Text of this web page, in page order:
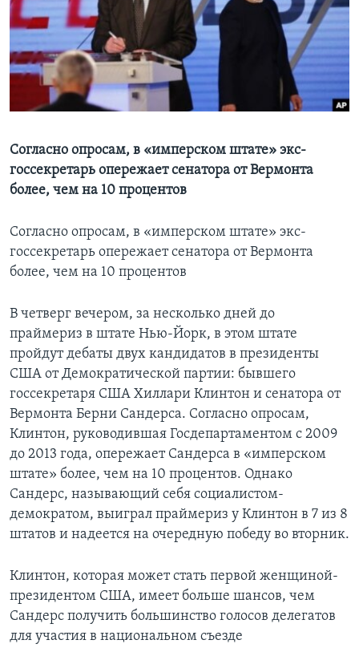
Learning English
СОЦИАЛЬНЫЕ СЕТИ
Языки
Согласно опросам, в «имперском штате» экс-
госсекретарь опережает сенатора от Вермонта
более, чем на 10 процентов
Согласно опросам, в «имперском штате» экс-
госсекретарь опережает сенатора от Вермонта
более, чем на 10 процентов
В четверг вечером, за несколько дней до
праймериз в штате Нью-Йорк, в этом штате
пройдут дебаты двух кандидатов в президенты
США от Демократической партии: бывшего
госсекретаря США Хиллари Клинтон и сенатора от
Вермонта Берни Сандерса. Согласно опросам,
Клинтон, руководившая Госдепартаментом с 2009
до 2013 года, опережает Сандерса в «имперском
штате» более, чем на 10 процентов. Однако
Сандерс, называющий себя социалистом-
демократом, выиграл праймериз у Клинтон в 7 из 8
штатов и надеется на очередную победу во вторник.
Клинтон, которая может стать первой женщиной-
президентом США, имеет больше шансов, чем
Сандерс получить большинство голосов делегатов
для участия в национальном съезде